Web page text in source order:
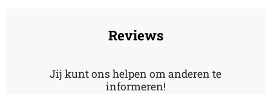
Reviews
Jij kunt ons helpen om anderen te
informeren!